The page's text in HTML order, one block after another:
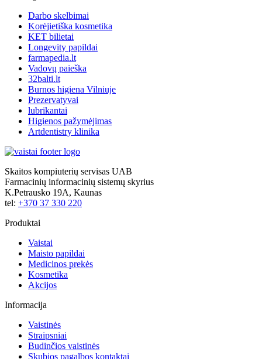
Darbo skelbimai
Korėjietiška kosmetika
KET bilietai
Longevity papildai
farmapedia.lt
Vadovų paieška
32balti.lt
Burnos higiena Vilniuje
Prezervatyvai
lubrikantai
Higienos pažymėjimas
Artdentistry klinika
Skaitos kompiuterių servisas UAB
Farmacinių informacinių sistemų skyrius
K.Petrausko 19A, Kaunas
tel: +370 37 330 220
Produktai
Vaistai
Maisto papildai
Medicinos prekės
Kosmetika
Akcijos
Informacija
Vaistinės
Straipsniai
Budinčios vaistinės
Skubios pagalbos kontaktai